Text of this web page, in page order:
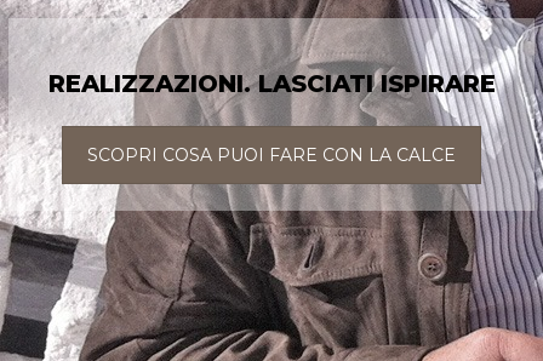
REALIZZAZIONI. LASCIATI ISPIRARE
SCOPRI COSA PUOI FARE CON LA CALCE